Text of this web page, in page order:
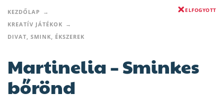
KEZDŐLAP
KREATÍV JÁTÉKOK
DIVAT, SMINK, ÉKSZEREK
ELFOGYOTT
Martinelia – Sminkes
bőrönd